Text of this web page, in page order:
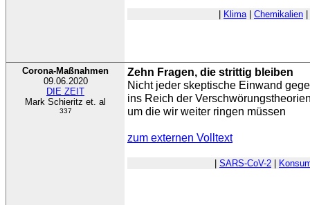
Klima| Chemikalien
Corona-Maßnahmen
09.06.2020
DIE ZEIT
Mark Schieritz et. al
337
Zehn Fragen, die strittig bleiben
Nicht jeder skeptische Einwand
ins Reich der
um die wir weiter ringen müssen
zum externen Volltext
SARS-CoV-2